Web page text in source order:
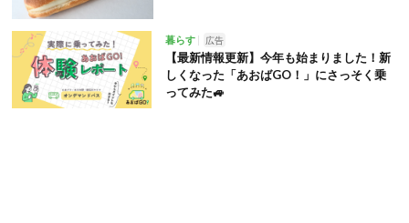
暮らす 広告
【最新情報更新】今年も始まりました！新
しくなった「あおばGO！」にさっそく乗
ってみた🚙